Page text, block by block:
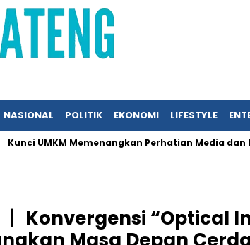
NASIONAL POLITIK EKONOMI LIFESTYLE
Memenangkan Perhatian Media dan Pasar,
丨 Konvergensi “Optical